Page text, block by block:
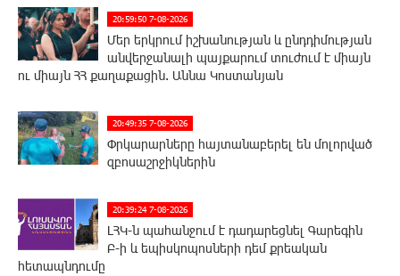
20:59:50 7-08-2026
Մեր երկրում իշխանության և ընդդիմության
անվերջանալի պայքարում տուժում է միայն
ու միայն ՀՀ քաղաքացին. Աննա Կոստանյան
20:49:35 7-08-2026
Փրկարարները հայտանաբերել են մոլորված
զբոսաշրջիկներին
20:39:24 7-08-2026
ԼՀԿ-ն պահանջում է դադարեցնել Գարեգին
Բ-ի և եպիսկոպոսների դեմ քրեական
հետապնդումը